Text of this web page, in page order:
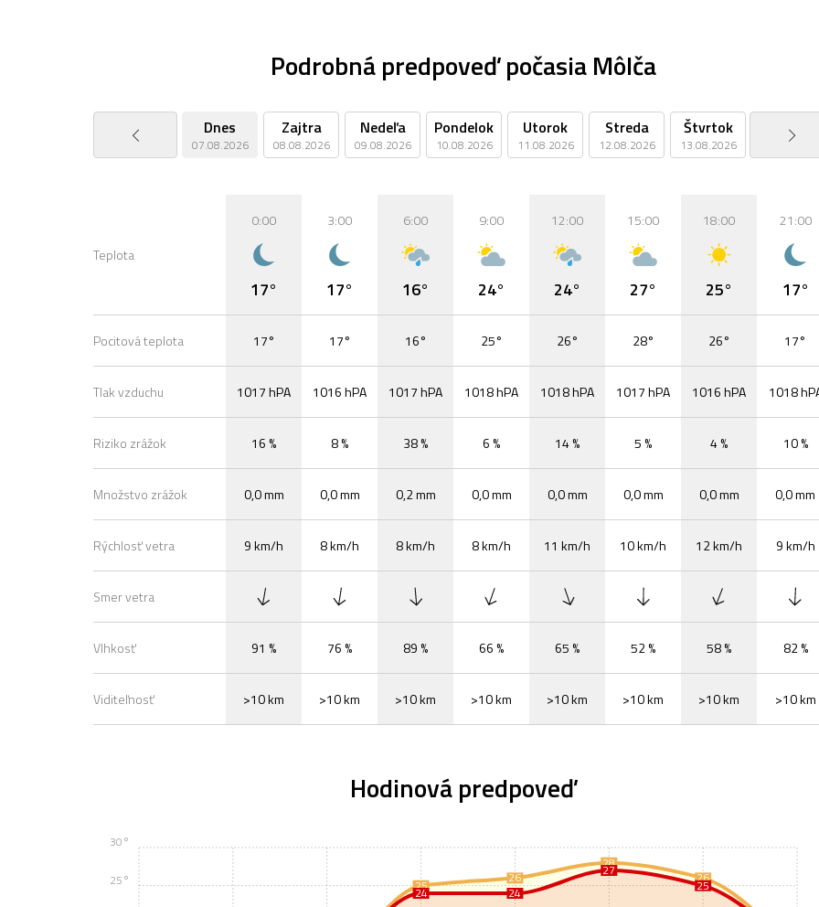
Podrobná predpoveď počasia Môlča
Dnes
07.08.2026
Zajtra
08.08.2026
Nedeľa
09.08.2026
Pondelok
10.08.2026
Utorok
11.08.2026
Streda
12.08.2026
Štvrtok
13.08.2026
Piatok
14.08.2026
Teplota
Pocitová teplota
Tlak vzduchu
Riziko zrážok
Množstvo zrážok
Rýchlosť vetra
Smer vetra
Vlhkosť
Viditeľnosť
0:00
17°
17°
1017 hPA
16 %
0,0 mm
9 km/h
91 %
>10 km
3:00
17°
17°
1016 hPA
8 %
0,0 mm
8 km/h
76 %
>10 km
6:00
16°
16°
1017 hPA
38 %
0,2 mm
8 km/h
89 %
>10 km
9:00
24°
25°
1018 hPA
6 %
0,0 mm
8 km/h
66 %
>10 km
12:00
24°
26°
1018 hPA
14 %
0,0 mm
11 km/h
65 %
>10 km
15:00
27°
28°
1017 hPA
5 %
0,0 mm
10 km/h
52 %
>10 km
18:00
25°
26°
1016 hPA
4 %
0,0 mm
12 km/h
58 %
>10 km
21:00
17°
17°
1018
10 %
0,0 mm
9 km/h
82 %
>10 km
Hodinová predpoveď
25 26
28
26
24 24
27
25
25°
30°